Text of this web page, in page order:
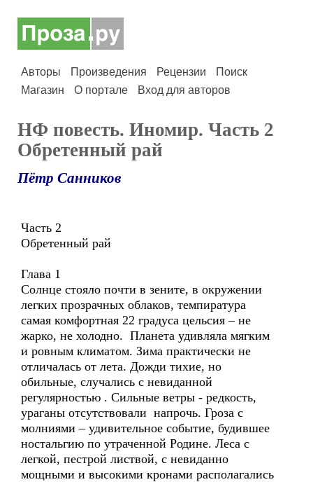
Авторы Произведения Рецензии
Поиск
Магазин
О портале Вход для авторов
НФ повесть. Иномир. Часть 2
Обретенный рай
Пётр Санников
Часть 2
Обретенный рай
Глава 1
Солнце стояло почти в зените, в окружении
легких прозрачных облаков, темпиратура
самая комфортная 22 градуса цельсия – не
жарко, не холодно. Планета удивляла мягким
и ровным климатом. Зима практически не
отличалась от лета. Дожди тихие, но
обильные, случались с невиданной
регулярностью . Сильные ветры - редкость,
ураганы отсутствовали напрочь. Гроза с
молниями – удивительное событие, будившее
ностальгию по утраченной Родине. Леса с
легкой, пестрой листвой, с невиданно
мощными и высокими кронами располагались